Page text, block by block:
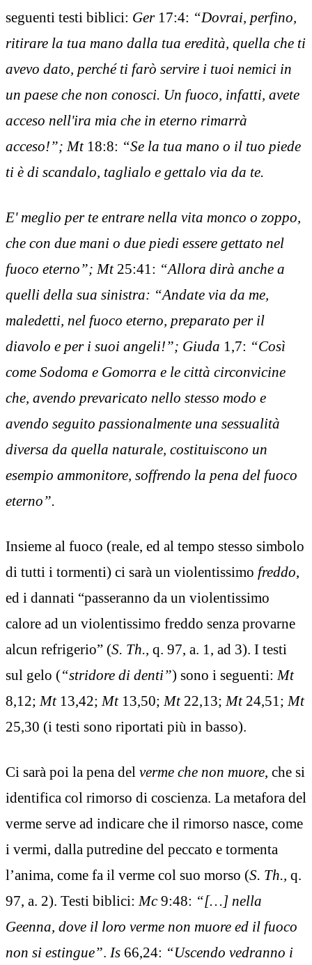
seguenti testi biblici: Ger17:4: “Dovrai, perfino,
ritirare la tua mano dalla tua eredità, quella che ti
avevo dato, perché ti farò servire i tuoi nemici in
un paese che non conosci. Un fuoco, infatti, avete
acceso nell'ira mia che in eterno rimarrà
acceso!”; Mt 18:8: “Se la tua mano o il tuo piede
ti è di scandalo, taglialo e gettalo via da te.
E' meglio per te entrare nella vita monco o zoppo,
che con due mani o due piedi essere gettato nel
fuoco eterno”; Mt 25:41: “Allora dirà anche a
quelli della sua sinistra: “Andate via da me,
maledetti, nel fuoco eterno, preparato per il
diavolo e per i suoi angeli!”; Giuda 1,7: “Così
come Sodoma e Gomorra e le città circonvicine
che, avendo prevaricato nello stesso modo e
avendo seguito passionalmente una sessualità
diversa da quella naturale, costituiscono un
esempio ammonitore, soffrendo la pena del fuoco
eterno”.
Insieme al fuoco (reale, ed al tempo stesso simbolo
di tutti i tormenti) ci sarà un violentissimo freddo,
ed i dannati “passeranno da un violentissimo
calore ad un violentissimo freddo senza provarne
alcun refrigerio” (S. Th., q. 97, a. 1, ad 3). I testi
sul gelo (“stridore di denti”) sono i seguenti: Mt
8,12; Mt 13,42; Mt13,50; Mt22,13; Mt 24,51; Mt
25,30 (i testi sono riportati più in basso).
Ci sarà poi la pena del verme che non muore, che si
identifica col rimorso di coscienza. La metafora del
verme serve ad indicare che il rimorso nasce, come
i vermi, dalla putredine del peccato e tormenta
l’anima, come fa il verme col suo morso (S. Th., q.
97, a. 2). Testi biblici: Mc 9:48: “[…] nella
Geenna, dove il loro verme non muore ed il fuoco
non si estingue”. Is 66,24: “Uscendo vedranno i